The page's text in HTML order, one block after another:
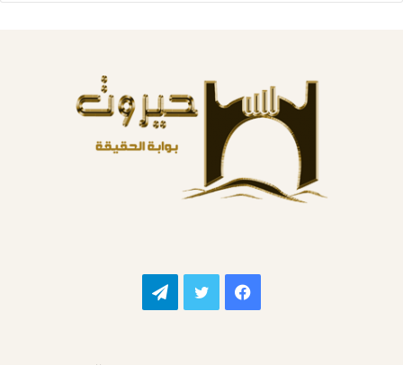
فيسبوك تويتر تيلقرام